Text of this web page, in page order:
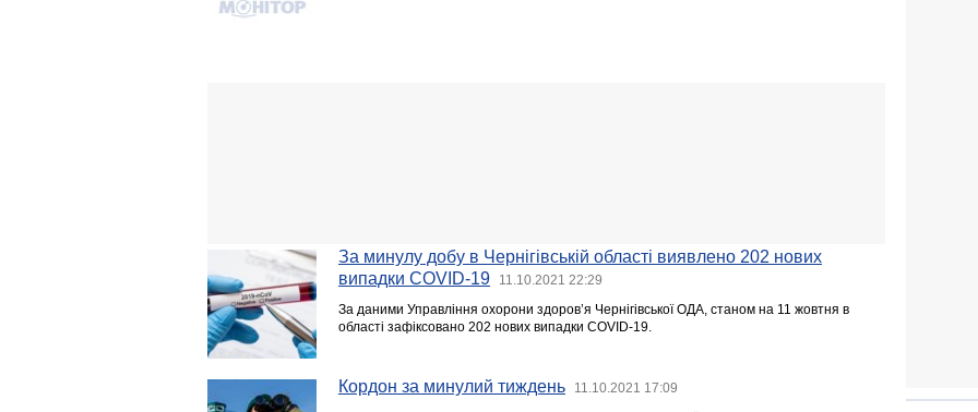
За минулу добу в Чернігівській області виявлено 202 нових
випадки COVID-19
11.10.2021 22:29
За даними Управління охорони здоров’я Чернігівської ОДА, станом на 11 жовтня в
області зафіксовано 202 нових випадки COVID-19.
Кордон за минулий тиждень 11.10.2021 17:09